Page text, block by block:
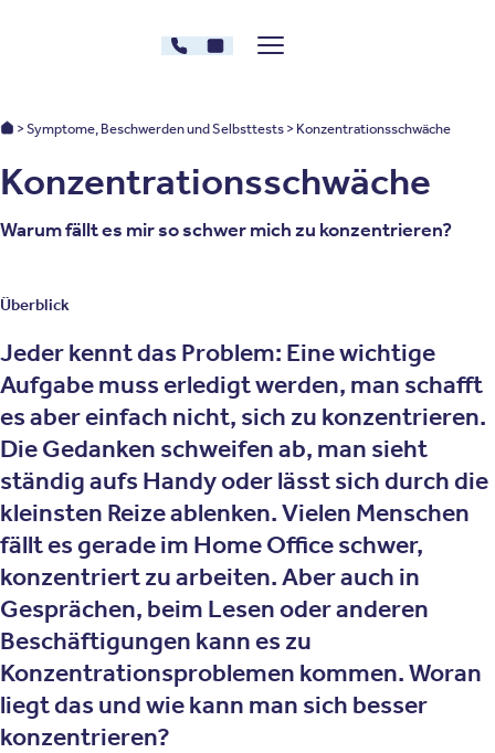
030 - 26478607
Kontakt
Menü zeigen/verstecken
Oberberg Kliniken: Startseite
Symptome, Beschwerden und Selbsttests Konzentrationsschwäche
Konzentrationsschwäche
Warum fällt es mir so schwer mich zu konzentrieren?
Überblick
Jeder kennt das Problem: Eine wichtige
Aufgabe muss erledigt werden, man schafft
es aber einfach nicht, sich zu konzentrieren.
Die Gedanken schweifen ab, man sieht
ständig aufs Handy oder lässt sich durch die
kleinsten Reize ablenken. Vielen Menschen
fällt es gerade im Home Office schwer,
konzentriert zu arbeiten. Aber auch in
Gesprächen, beim Lesen oder anderen
Beschäftigungen kann es zu
Konzentrationsproblemen kommen. Woran
liegt das und wie kann man sich besser
konzentrieren?